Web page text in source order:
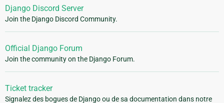
Django Discord Server
Join the Django Discord Community.
Official Django Forum
Join the community on the Django Forum.
Ticket tracker
Signalez des bogues de Django ou de sa documentation dans notre